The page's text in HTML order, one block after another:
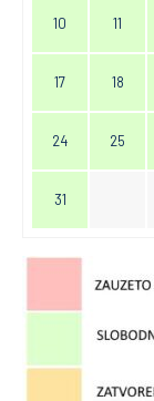
10 11
17 18
24 25
31